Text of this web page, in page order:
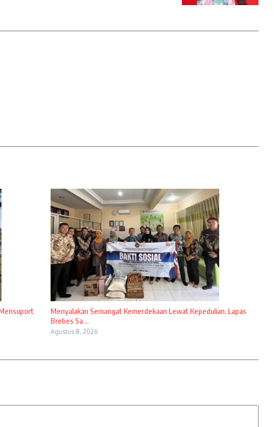
Menyalakan Semangat Kemerdekaan Lewat Kepedulian, Lapas
Brebes Sa ...
Agustus 8, 2026